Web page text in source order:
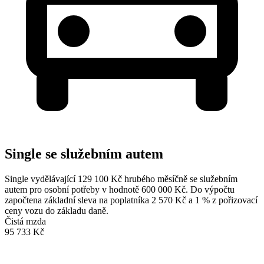
Single se služebním autem
Single vydělávající 129 100 Kč hrubého měsíčně se služebním
autem pro osobní potřeby v hodnotě 600 000 Kč. Do výpočtu
započtena základní sleva na poplatníka 2 570 Kč a 1 % z pořizovací
ceny vozu do základu daně.
Čistá mzda
95 733 Kč